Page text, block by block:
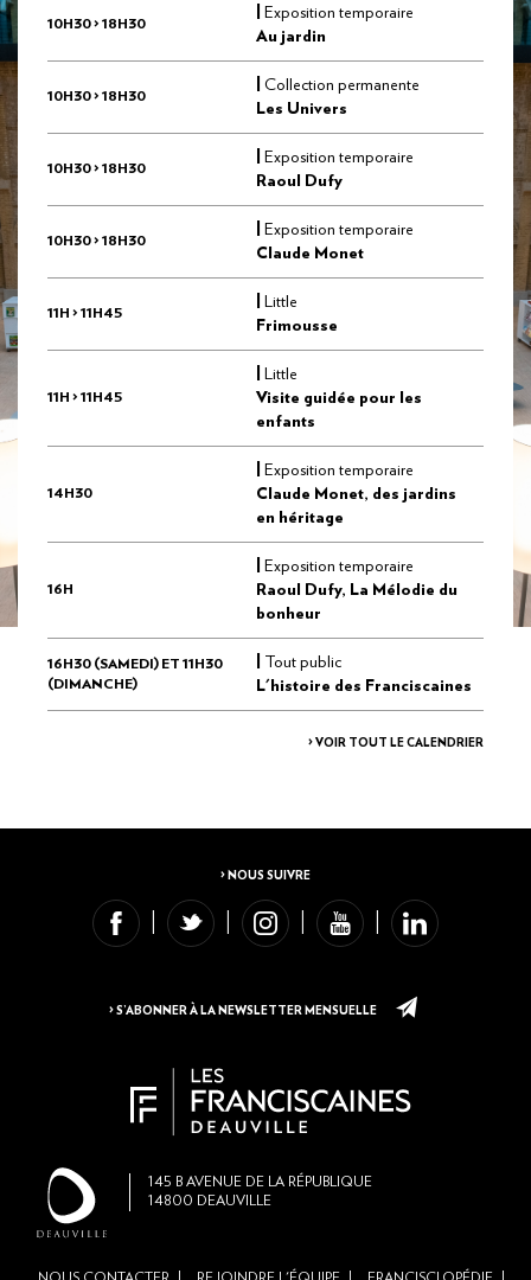
10H30 > 18H30
Exposition temporaire
Au jardin
10H30 > 18H30
Collection permanente
Les Univers
10H30 > 18H30
Exposition temporaire
Raoul Dufy
10H30 > 18H30
Exposition temporaire
Claude Monet
11H > 11H45
Little
Frimousse
11H > 11H45
Little
Visite guidée pour les
enfants
14H30
Exposition temporaire
Claude Monet, des jardins
en héritage
16H
Exposition temporaire
Raoul Dufy, La Mélodie du
bonheur
16H30 (SAMEDI) ET 11H30
(DIMANCHE)
Tout public
L'histoire des Franciscaines
> VOIR TOUT LE CALENDRIER
> NOUS SUIVRE
> S’ABONNER À LA NEWSLETTER MENSUELLE
145 B AVENUE DE LA RÉPUBLIQUE
14800 DEAUVILLE